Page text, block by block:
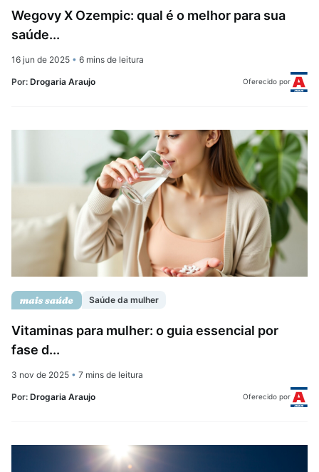
Wegovy X Ozempic: qual é o melhor para sua
saúde...
16 jun de 2025 • 6 mins de leitura
Por: Drogaria Araujo Oferecido por
Saúde da mulher
Vitaminas para mulher: o guia essencial por
fase d...
3 nov de 2025 • 7 mins de leitura
Por: Drogaria Araujo Oferecido por